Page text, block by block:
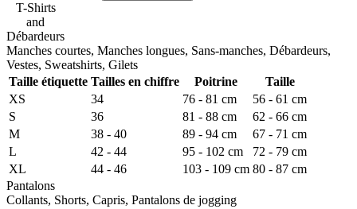
T-Shirts
and
Débardeurs
Manches courtes, Manches longues, Sans-manches, Débardeurs,
Vestes, Sweatshirts, Gilets
Taille étiquette Tailles en chiffre Poitrine
Taille
XS
34 76 - 81 cm
56 - 61 cm
S
36 81 - 88 cm
62 - 66 cm
M
38 - 40 89 - 94 cm
67 - 71 cm
L
42 - 44 95 - 102 cm
72 - 79 cm
XL
44 - 46 103 - 109 cm 80 - 87 cm
Pantalons
Collants, Shorts, Capris, Pantalons de jogging